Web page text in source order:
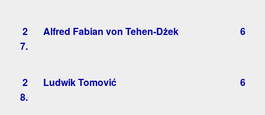
2
7.
Alfred Fabian von Tehen-Dżek 6
2
8.
Ludwik Tomović 6